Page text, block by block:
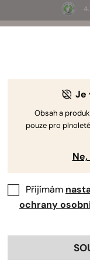
3
RQS Recenzent
Hydroponocis
Mitchell
Profesionální
Mitchell
Je
Obsah a
pouze pro
Přijímám
ochrany